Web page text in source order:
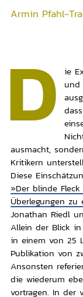
Armin Pfahl-
D
ie
und
ausmacht,
Kritikern
Diese
»Der blinde
Überlegungen
Jonathan Riedl
Allein der Blick
in einem von 25
Publikation von
Ansonsten
die wiederum
vortragen. In der